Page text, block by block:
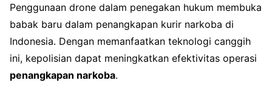
Penggunaan drone dalam penegakan hukum membuka
babak baru dalam penangkapan kurir narkoba di
Indonesia. Dengan memanfaatkan teknologi canggih
ini, kepolisian dapat meningkatkan efektivitas operasi
penangkapan narkoba.